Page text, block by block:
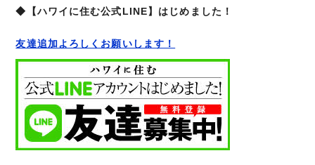
◆【ハワイに住む公式LINE】はじめました！
友達追加よろしくお願いします！